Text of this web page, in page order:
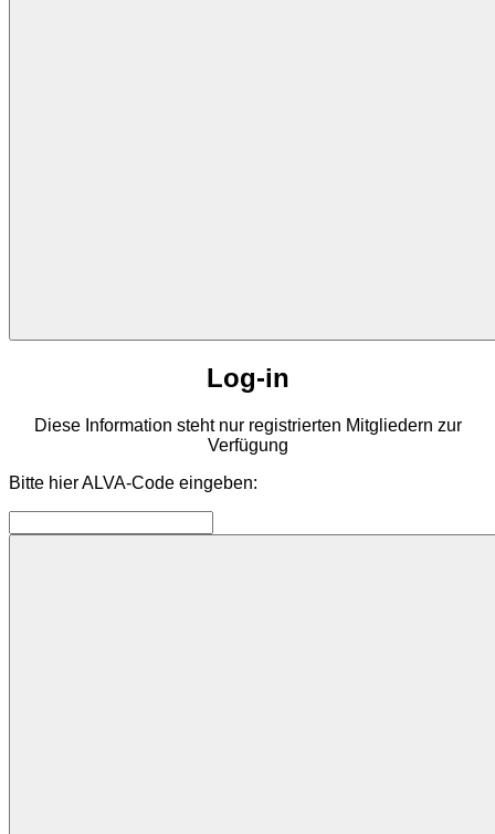
Log-in
Diese Information steht nur registrierten Mitgliedern zur
Verfügung
Bitte hier ALVA-Code eingeben: